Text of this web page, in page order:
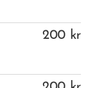
200 kr